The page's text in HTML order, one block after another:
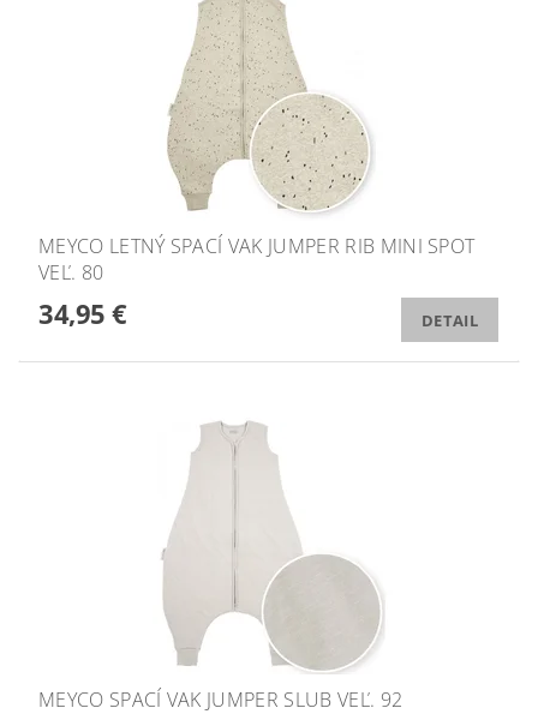
MEYCO LETNÝ SPACÍ VAK JUMPER RIB MINI SPOT
VEĽ. 80
34,95 € DETAIL
MEYCO SPACÍ VAK JUMPER SLUB VEĽ. 92